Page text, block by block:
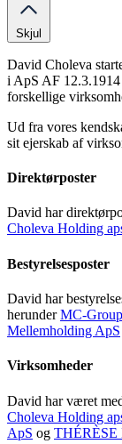
Skjul
David Choleva
i ApS AF
forskellige
Ud fra vores
sit ejerskab af
Direktørposter
David har
Choleva Holding
Bestyrelsesposter
David har
herunderMC-
Mellemholding ApS
Virksomheder
David har været
Choleva Holding
ApS og